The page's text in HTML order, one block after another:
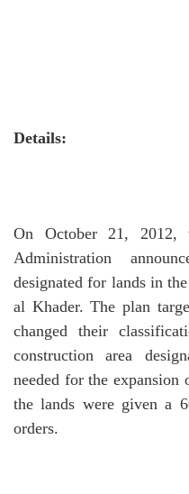
Details:
On October 21, 2012,
Administration
designated for lands in
al Khader. The plan
changed their
construction area
needed for the
the lands were given a
orders.